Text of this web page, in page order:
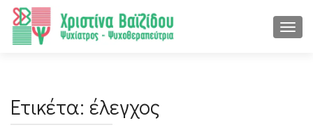
Ετικέτα: έλεγχος